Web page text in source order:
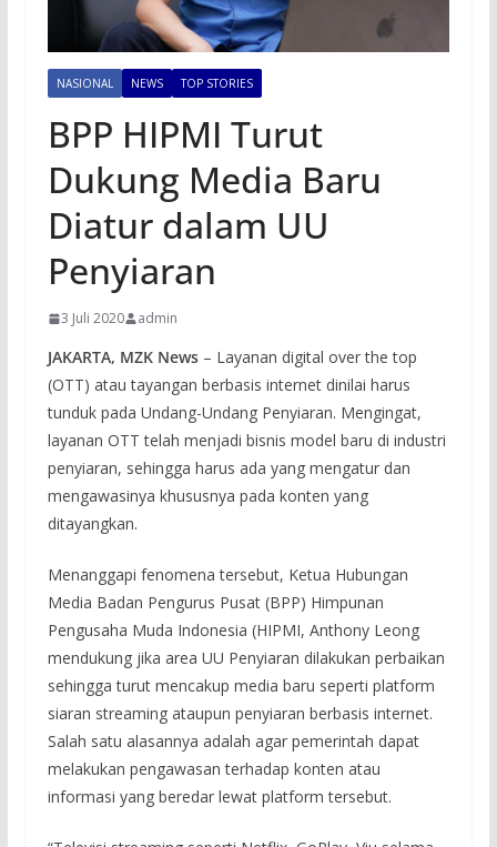
NASIONAL NEWS TOP STORIES
BPP HIPMI Turut
Dukung Media Baru
Diatur dalam UU
Penyiaran
3 Juli 2020 admin
JAKARTA, MZK News– Layanan digital over the top
(OTT) atau tayangan berbasis internet dinilai harus
tunduk pada Undang-Undang Penyiaran. Mengingat,
layanan OTT telah menjadi bisnis model baru di industri
penyiaran, sehingga harus ada yang mengatur dan
mengawasinya khususnya pada konten yang
ditayangkan.
Menanggapi fenomena tersebut, Ketua Hubungan
Media Badan Pengurus Pusat (BPP) Himpunan
Pengusaha Muda Indonesia (HIPMI, Anthony Leong
mendukung jika area UU Penyiaran dilakukan perbaikan
sehingga turut mencakup media baru seperti platform
siaran streaming ataupun penyiaran berbasis internet.
Salah satu alasannya adalah agar pemerintah dapat
melakukan pengawasan terhadap konten atau
informasi yang beredar lewat platform tersebut.